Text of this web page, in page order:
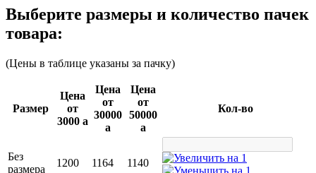
Выберите размеры и количество пачек
товара:
(Цены в таблице указаны за пачку)
Раз­мер
Цена
от
3000 a
Цена
от
30000
a
Цена
от
50000
a
Кол-во
Без
размера
1200 1164
1140